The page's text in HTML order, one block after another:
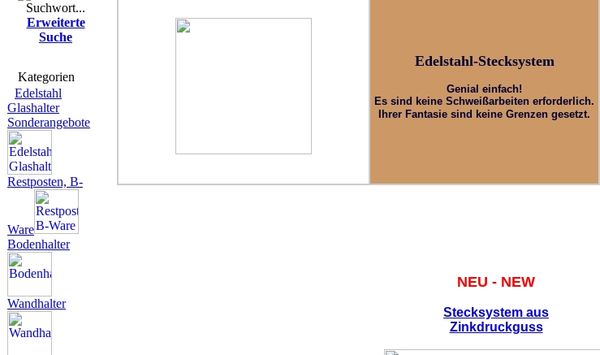
Suchwort...
Erwei­terte
Suche
Kate­gorien
Edelstahl
Glashalter
Sonderangebote
Restposten, B-
Ware
Bodenhalter
Wandhalter
Edelstahl-Stecksystem
Genial einfach!
Es sind keine Schweißarbeiten erforderlich.
Ihrer Fantasie sind keine Grenzen gesetzt.
NEU - NEW
Stecksystem aus
Zinkdruckguss